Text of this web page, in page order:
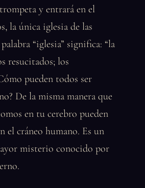
y entrará en el
la única iglesia de las
“iglesia” significa: “la
resucitados; los
pueden todos ser
De la misma manera que
en tu cerebro pueden
el cráneo humano. Es un
misterio conocido por